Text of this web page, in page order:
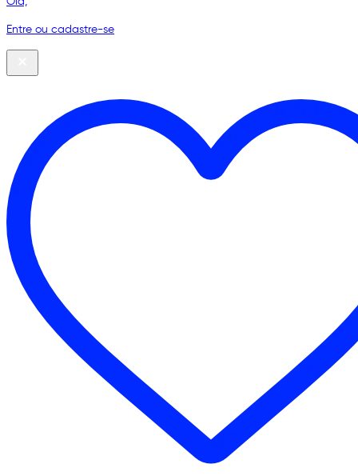
Entre ou cadastre-se